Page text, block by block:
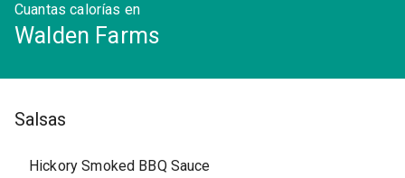
Cuantas calorías en
Walden Farms
Salsas
Hickory Smoked BBQ Sauce